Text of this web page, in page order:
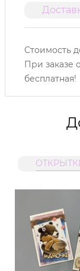
Стоимость
При заказе
бесплатная!